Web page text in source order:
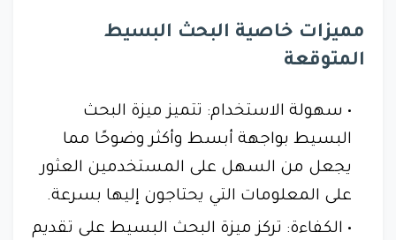
مميزات خاصية البحث البسيط
المتوقعة
سهولة الاستخدام: تتميز ميزة البحث
البسيط بواجهة أبسط وأكثر وضوحًا مما
يجعل من السهل على المستخدمين العثور
على المعلومات التي يحتاجون إليها بسرعة.
الكفاءة: تركز ميزة البحث البسيط على تقديم